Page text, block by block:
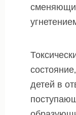
детей в